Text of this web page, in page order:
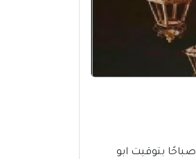
صباحًا بتوقيت ابو